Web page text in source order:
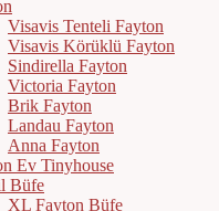
Visavis Tenteli Fayton
Visavis Körüklü Fayton
Sindirella Fayton
Victoria Fayton
Brik Fayton
Landau Fayton
Anna Fayton
Ev Tinyhouse
Büfe
XL Fayton Büfe